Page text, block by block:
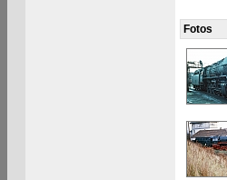
Fotos